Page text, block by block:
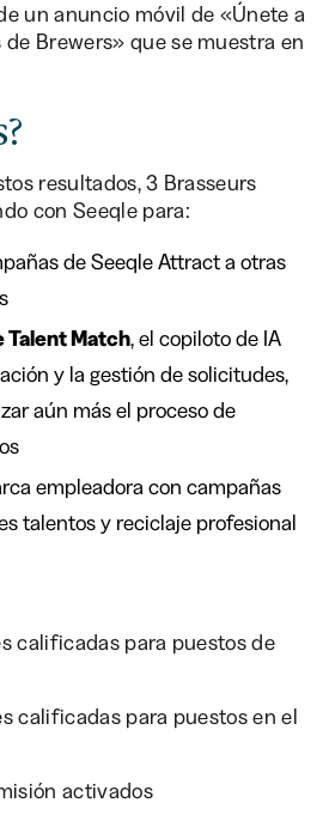
un anuncio móvil de «Únete a
Brewers» que se muestra en
resultados, 3 Brasseurs
con Seeqle para:
de Seeqle Attract a otras
Talent Match, el copiloto de IA
y la gestión de solicitudes,
aún más el proceso de
empleadora con campañas
talentos y reciclaje profesional
calificadas para puestos de
calificadas para puestos en el
activados